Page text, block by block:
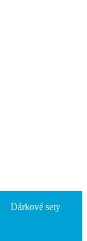
Dárkové sety